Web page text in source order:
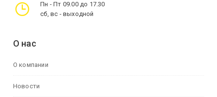
Пн - Пт 09.00 до 17.30
сб, вс - выходной
О нас
О компании
Новости